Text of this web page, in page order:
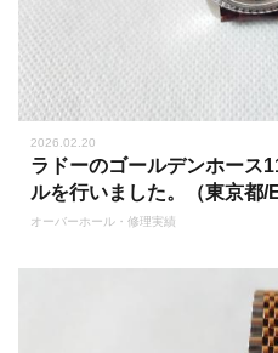
2026.02.20
ラドーのゴールデンホース
ルを行いました。（東京都/E
オーバーホール・修理実績